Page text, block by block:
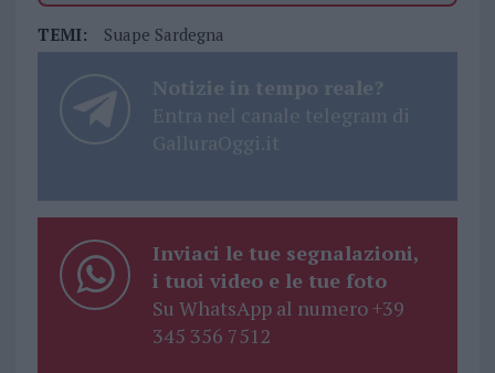
TEMI: Suape Sardegna
Notizie in tempo reale?
Entra nel canale telegram di
GalluraOggi.it
Inviaci le tue segnalazioni,
i tuoi video e le tue foto
Su WhatsApp al numero +39
345 356 7512